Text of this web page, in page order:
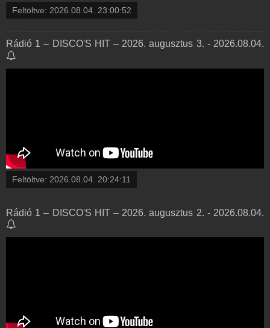
Feltöltve: 2026.08.04. 23:00:52
Rádió 1 – DISCO'S HIT – 2026. augusztus 3. - 2026.08.04.
Feltöltve: 2026.08.04. 20:24:11
Rádió 1 – DISCO'S HIT – 2026. augusztus 2. - 2026.08.04.